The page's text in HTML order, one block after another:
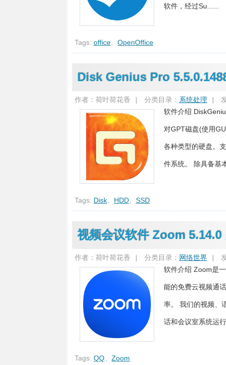
软件，经过Su......
Tags: office OpenOffice
Disk Genius Pro
作者：荷叶荷花香 | 分类目录： 系统处理 |
软件介绍
对GPT磁盘(使用
各种类型的硬盘。
件系统。 除具备基
Tags: Disk HDD SSD
视频会议软件 Zoom 5.14.0
作者：荷叶荷花香 | 分类目录： 网络世界 |
软件介绍 Zoom是
能的免费云视频通
率。 我们的视频、
话和会议室系统运
Tags: QQ Zoom